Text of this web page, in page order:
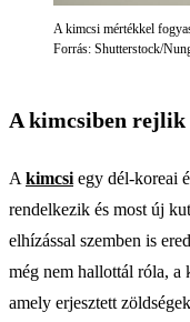
A kimcsi mértékkel
Forrás: Shutterstock/
A kimcsiben rejlik
A kimcsi egy dél-koreai
rendelkezik és most új
elhízással szemben is
még nem hallottál róla, a
amely erjesztett